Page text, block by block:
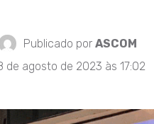
Publicado por ASCOM
de agosto de 2023 às 17:02